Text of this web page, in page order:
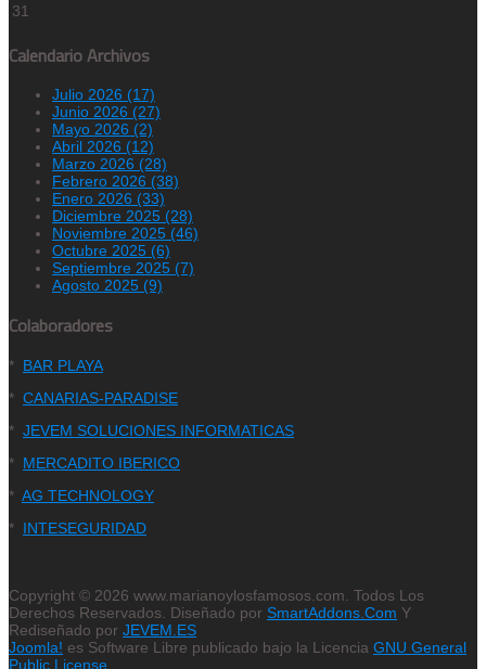
31
Calendario Archivos
Julio 2026 (17)
Junio 2026 (27)
Mayo 2026 (2)
Abril 2026 (12)
Marzo 2026 (28)
Febrero 2026 (38)
Enero 2026 (33)
Diciembre 2025 (28)
Noviembre 2025 (46)
Octubre 2025 (6)
Septiembre 2025 (7)
Agosto 2025 (9)
Colaboradores
* BAR PLAYA
* CANARIAS-PARADISE
* JEVEM SOLUCIONES INFORMATICAS
* MERCADITO IBERICO
* AG TECHNOLOGY
* INTESEGURIDAD
Copyright © 2026 www.marianoylosfamosos.com. Todos Los
Derechos Reservados. Diseñado por SmartAddons.Com Y
Rediseñado por JEVEM.ES
Joomla! es Software Libre publicado bajo la Licencia GNU General
Public License.